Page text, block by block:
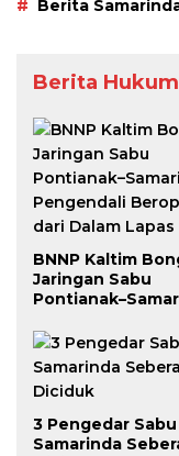
Berita
Berita
BNNP Kaltim
Jaringan Sabu
dari Dalam Lapas
3 Pengedar
Samarinda